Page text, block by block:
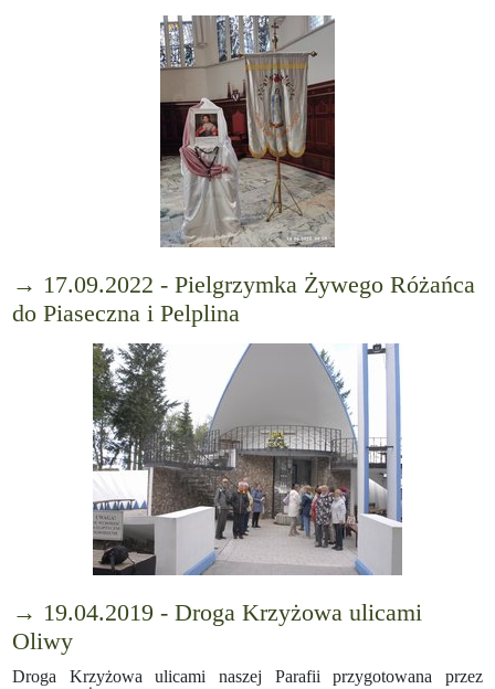
→ 17.09.2022 - Pielgrzymka Żywego Różańca
do Piaseczna i Pelplina
→ 19.04.2019 - Droga Krzyżowa ulicami
Oliwy
Droga Krzyżowa ulicami naszej Parafii przygotowana przez